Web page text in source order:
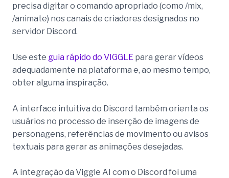
precisa digitar o comando apropriado (como /mix,
/animate) nos canais de criadores designados no
servidor Discord.
Use este guia rápido do VIGGLE para gerar vídeos
adequadamente na plataforma e, ao mesmo tempo,
obter alguma inspiração.
A interface intuitiva do Discord também orienta os
usuários no processo de inserção de imagens de
personagens, referências de movimento ou avisos
textuais para gerar as animações desejadas.
A integração da Viggle AI com o Discord foi uma